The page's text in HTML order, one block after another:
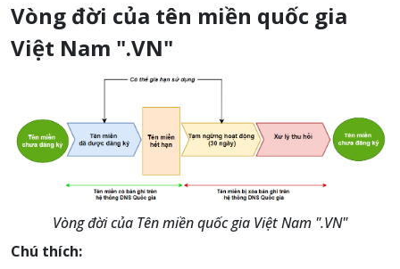
Vòng đời của tên miền quốc gia
Việt Nam ".VN"
Vòng đời của Tên miền quốc gia Việt Nam ".VN"
Chú thích: